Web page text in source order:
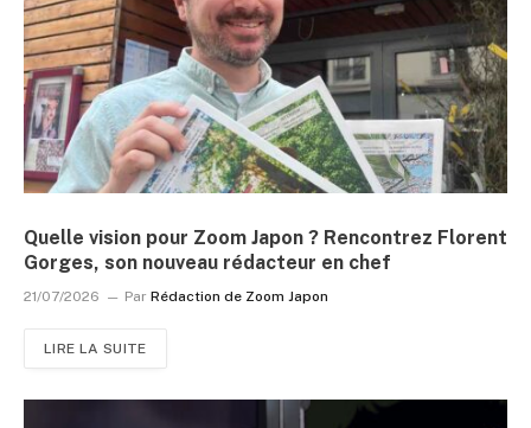
Quelle vision pour Zoom Japon ? Rencontrez Florent
Gorges, son nouveau rédacteur en chef
21/07/2026 Par Rédaction de Zoom Japon
LIRE LA SUITE